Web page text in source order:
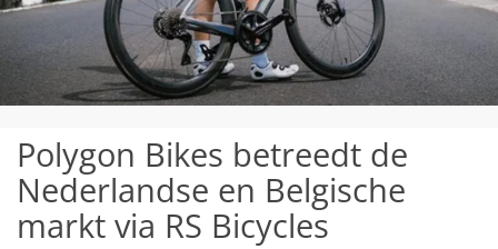
Polygon Bikes betreedt de
Nederlandse en Belgische
markt via RS Bicycles